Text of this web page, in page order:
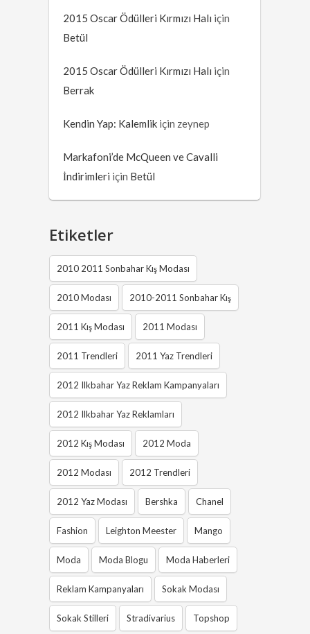
2015 Oscar Ödülleri Kırmızı Halı için
Betül
2015 Oscar Ödülleri Kırmızı Halı için
Berrak
Kendin Yap: Kalemlik için zeynep
Markafoni’de McQueen ve Cavalli
İndirimleri için Betül
Etiketler
2010 2011 Sonbahar Kış Modası
2010 Modası 2010-2011 Sonbahar Kış
2011 Kış Modası 2011 Modası
2011 Trendleri 2011 Yaz Trendleri
2012 Ilkbahar Yaz Reklam Kampanyaları
2012 Ilkbahar Yaz Reklamları
2012 Kış Modası 2012 Moda
2012 Modası 2012 Trendleri
2012 Yaz Modası Bershka Chanel
Fashion Leighton Meester Mango
Moda Moda Blogu Moda Haberleri
Reklam Kampanyaları Sokak Modası
Sokak Stilleri Stradivarius Topshop